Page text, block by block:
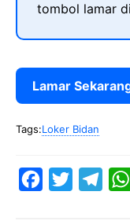
tombol lamar
Lamar
Tags:Loker Bidan